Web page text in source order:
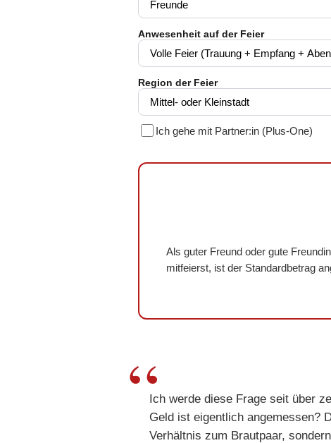
Anwesenheit auf der Feier
Region der Feier
Ich gehe mit Partner:in (Plus-One)
Als guter Freund oder gute
mitfeierst, ist der Standardbetrag
Ich werde diese Frage seit über
Geld ist eigentlich angemessen?
Verhältnis zum Brautpaar,